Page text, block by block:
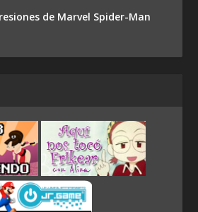
de Marvel Spider-Man